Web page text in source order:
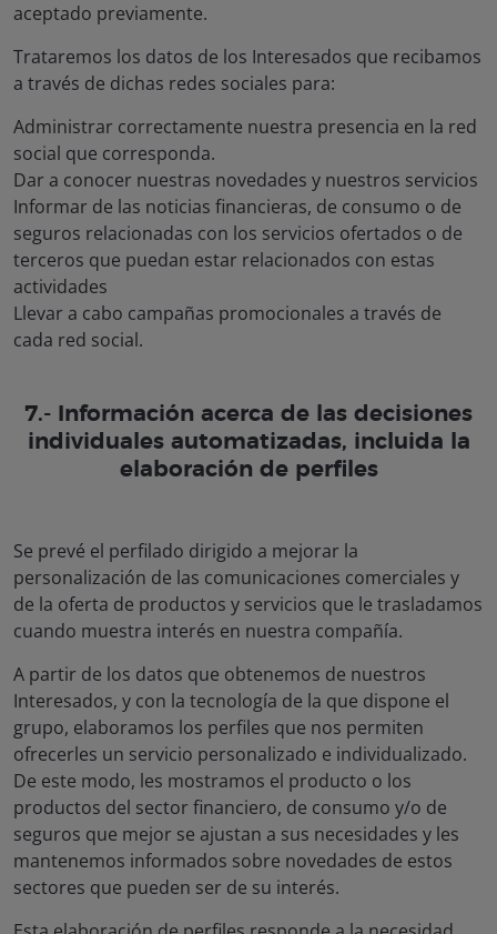
aceptado previamente.
Trataremos los datos de los Interesados que recibamos
a través de dichas redes sociales para:
Administrar correctamente nuestra presencia en la red
social que corresponda.
Dar a conocer nuestras novedades y nuestros servicios
Informar de las noticias financieras, de consumo o de
seguros relacionadas con los servicios ofertados o de
terceros que puedan estar relacionados con estas
actividades
Llevar a cabo campañas promocionales a través de
cada red social.
7.- Información acerca de las decisiones
individuales automatizadas, incluida la
elaboración de perfiles
Se prevé el perfilado dirigido a mejorar la
personalización de las comunicaciones comerciales y
de la oferta de productos y servicios que le trasladamos
cuando muestra interés en nuestra compañía.
A partir de los datos que obtenemos de nuestros
Interesados, y con la tecnología de la que dispone el
grupo, elaboramos los perfiles que nos permiten
ofrecerles un servicio personalizado e individualizado.
De este modo, les mostramos el producto o los
productos del sector financiero, de consumo y/o de
seguros que mejor se ajustan a sus necesidades y les
mantenemos informados sobre novedades de estos
sectores que pueden ser de su interés.